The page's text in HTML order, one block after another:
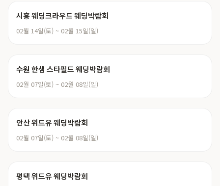
시흥 웨딩크라우드 웨딩박람회
02월 14일(토) ~ 02월 15일(일)
수원 한샘 스타필드 웨딩박람회
02월 07일(토) ~ 02월 08일(일)
안산 위드유 웨딩박람회
02월 07일(토) ~ 02월 08일(일)
평택 위드유 웨딩박람회